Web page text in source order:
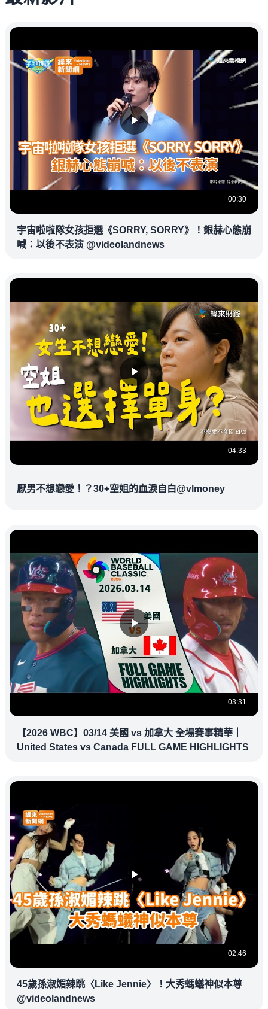
00:30
宇宙啦啦隊女孩拒選《SORRY, SORRY》！銀赫心態崩
喊：以後不表演 @videolandnews
04:33
厭男不想戀愛！？30+空姐的血淚自白@vlmoney
03:31
【2026 WBC】03/14 美國 vs 加拿大 全場賽事精華｜
United States vs Canada FULL GAME HIGHLIGHTS
02:46
45歲孫淑媚辣跳〈Like Jennie〉！大秀螞蟻神似本尊
@videolandnews